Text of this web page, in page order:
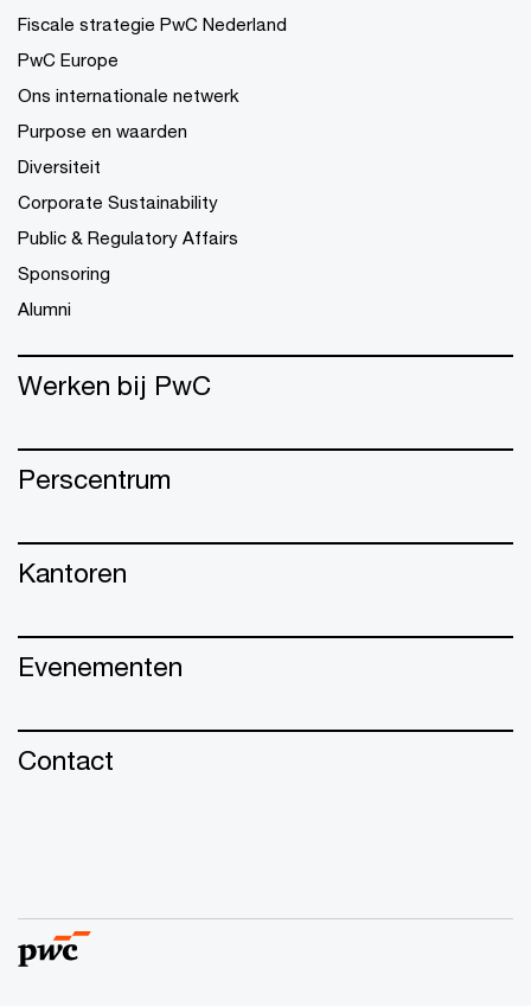
Fiscale strategie PwC Nederland
PwC Europe
Ons internationale netwerk
Purpose en waarden
Diversiteit
Corporate Sustainability
Public & Regulatory Affairs
Sponsoring
Alumni
Werken bij PwC
Perscentrum
Kantoren
Evenementen
Contact